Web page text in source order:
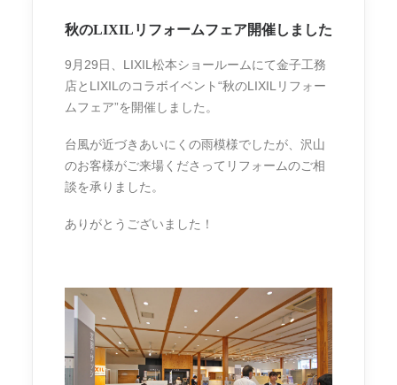
秋のLIXILリフォームフェア開催しました
9月29日、LIXIL松本ショールームにて金子工務
店とLIXILのコラボイベント“秋のLIXILリフォー
ムフェア”を開催しました。
台風が近づきあいにくの雨模様でしたが、沢山
のお客様がご来場くださってリフォームのご相
談を承りました。
ありがとうございました！